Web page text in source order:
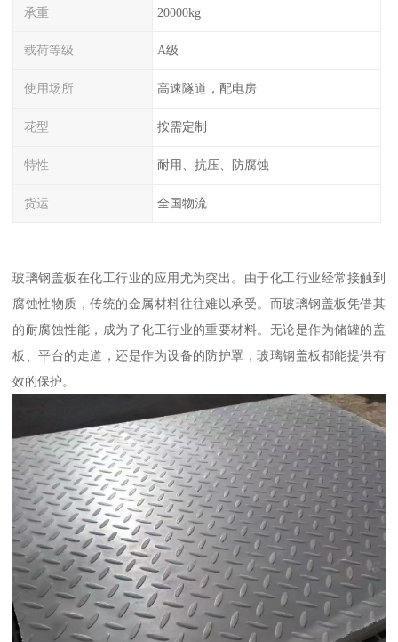
承重 20000kg
载荷等级 A级
使用场所 高速隧道，配电房
花型 按需定制
特性 耐用、抗压、防腐蚀
货运 全国物流
玻璃钢盖板在化工行业的应用尤为突出。由于化工行业经常接触到
腐蚀性物质，传统的金属材料往往难以承受。而玻璃钢盖板凭借其
的耐腐蚀性能，成为了化工行业的重要材料。无论是作为储罐的盖
板、平台的走道，还是作为设备的防护罩，玻璃钢盖板都能提供有
效的保护。